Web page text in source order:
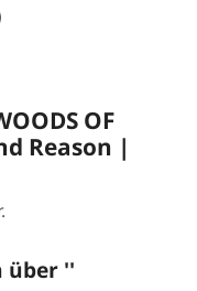
OF
Reason |
über ''